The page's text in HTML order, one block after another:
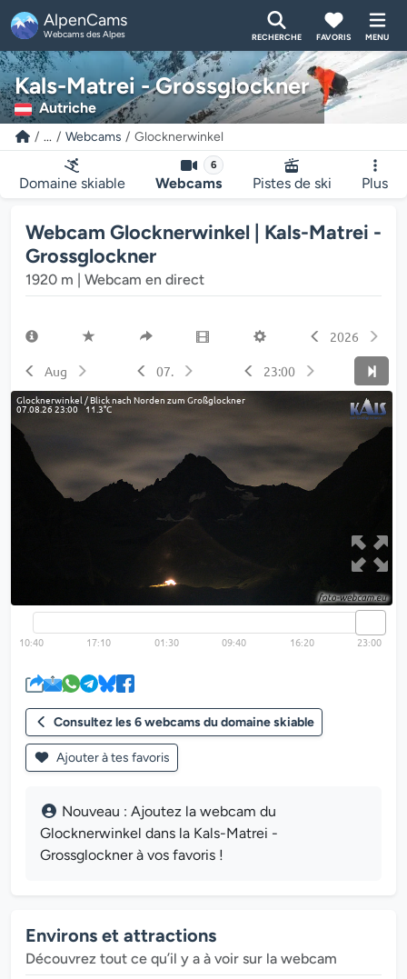
AlpenCams
Webcams des Alpes RECHERCHE FAVORIS MENU
Kals-Matrei - Grossglockner
Autriche
... Webcams Glocknerwinkel
Domaine skiable
6
Webcams Pistes de ski Plus
Webcam Glocknerwinkel | Kals-Matrei -
Grossglockner
1920 m | Webcam en direct
Consultez les 6 webcams du domaine skiable
Ajouter à tes favoris
Nouveau : Ajoutez la webcam du
Glocknerwinkel dans la Kals-Matrei -
Grossglockner à vos favoris !
Environs et attractions
Découvrez tout ce qu’il y a à voir sur la webcam